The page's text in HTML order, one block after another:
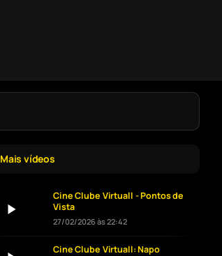
Mais vídeos
Cine Clube Virtuall - Pontos de
Vista
27/02/2026 às 22:42
Cine Clube Virtuall: Napo